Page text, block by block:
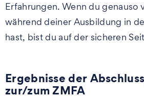
Erfahrungen. Wenn du genauso
während deiner Ausbildung in
hast, bist du auf der sicheren
Ergebnisse der
zur/zum ZMFA